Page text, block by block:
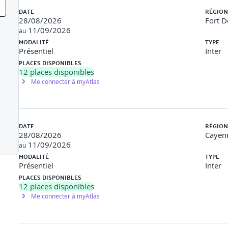
(influence positive sur le groupe, méthodes...)
de lâcher prise
Chapeaux - De Bono, Méthode inversée...)
collectifs
philosophie, la méthode en 5 phases- Phase 1 (Empathie) :
pour définir le problème réel à résoudre- Phase 3
rapides et économiques de vos idées pour explorer des
les solutions.
créatif et ses limites.Identifier les principaux outils du
pour renforcer un atelier de créativité.Plan d’action individuel
DATE
28/08/2026
au 11/09/2026
Fort
MODALITÉ
Présentiel
TYPE
Inter
PLACES DISPONIBLES
12 places disponibles
Me connecter à myAtlas
DATE
28/08/2026
au 11/09/2026
MODALITÉ
Présentiel
TYPE
Inter
PLACES DISPONIBLES
12 places disponibles
Me connecter à myAtlas